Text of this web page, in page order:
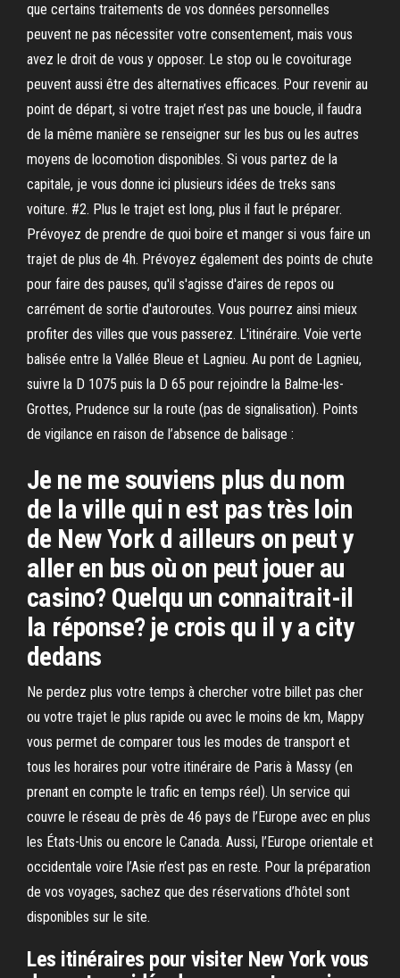
que certains traitements de vos données personnelles
peuvent ne pas nécessiter votre consentement, mais vous
avez le droit de vous y opposer. Le stop ou le covoiturage
peuvent aussi être des alternatives efficaces. Pour revenir au
point de départ, si votre trajet n’est pas une boucle, il faudra
de la même manière se renseigner sur les bus ou les autres
moyens de locomotion disponibles. Si vous partez de la
capitale, je vous donne ici plusieurs idées de treks sans
voiture. #2. Plus le trajet est long, plus il faut le préparer.
Prévoyez de prendre de quoi boire et manger si vous faire un
trajet de plus de 4h. Prévoyez également des points de chute
pour faire des pauses, qu'il s'agisse d'aires de repos ou
carrément de sortie d'autoroutes. Vous pourrez ainsi mieux
profiter des villes que vous passerez. L'itinéraire. Voie verte
balisée entre la Vallée Bleue et Lagnieu. Au pont de Lagnieu,
suivre la D 1075 puis la D 65 pour rejoindre la Balme-les-
Grottes, Prudence sur la route (pas de signalisation). Points
de vigilance en raison de l’absence de balisage :
Je ne me souviens plus du nom
de la ville qui n est pas très loin
de New York d ailleurs on peut y
aller en bus où on peut jouer au
casino? Quelqu un connaitrait-il
la réponse? je crois qu il y a city
dedans
Ne perdez plus votre temps à chercher votre billet pas cher
ou votre trajet le plus rapide ou avec le moins de km, Mappy
vous permet de comparer tous les modes de transport et
tous les horaires pour votre itinéraire de Paris à Massy (en
prenant en compte le trafic en temps réel). Un service qui
couvre le réseau de près de 46 pays de l’Europe avec en plus
les États-Unis ou encore le Canada. Aussi, l’Europe orientale et
occidentale voire l’Asie n’est pas en reste. Pour la préparation
de vos voyages, sachez que des réservations d’hôtel sont
disponibles sur le site.
Les itinéraires pour visiter New York vous